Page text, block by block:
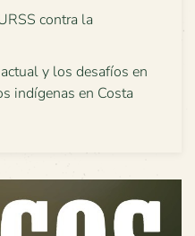
contra la
y los desafíos en
indígenas en Costa